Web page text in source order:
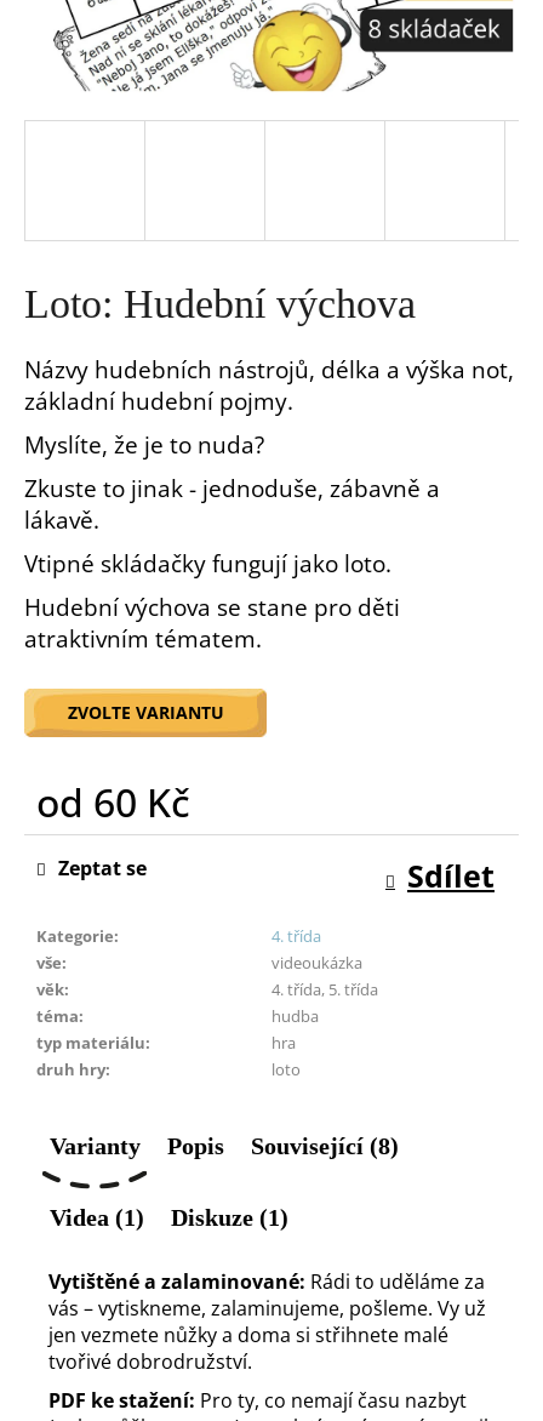
Loto: Hudební výchova
Názvy hudebních nástrojů, délka a výška not,
základní hudební pojmy.
Myslíte, že je to nuda?
Zkuste to jinak - jednoduše, zábavně a
lákavě.
Vtipné skládačky fungují jako loto.
Hudební výchova se stane pro děti
atraktivním tématem.
ZVOLTE VARIANTU
od 60 Kč
Měrná
cena:
Kategorie:
4. třída
vše:
videoukázka
věk:
4. třída, 5. třída
téma:
hudba
typ materiálu:
hra
druh hry: loto
Zeptat se Sdílet
Varianty Popis Související (8)
Videa (1) Diskuze (1)
Vytištěné a zalaminované: Rádi to uděláme za
vás – vytiskneme, zalaminujeme, pošleme. Vy už
jen vezmete nůžky a doma si střihnete malé
tvořivé dobrodružství.
PDF ke stažení: Pro ty, co nemají času nazbyt
t
HLEDAT
D
o
p
o
u
č
j
e